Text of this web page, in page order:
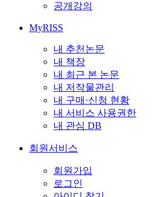
공개강의
MyRISS
내 추천논문
내 책장
내 최근 본 논문
내 저작물관리
내 구매·신청 현황
내 서비스 사용권한
내 관심 DB
회원서비스
회원가입
로그인